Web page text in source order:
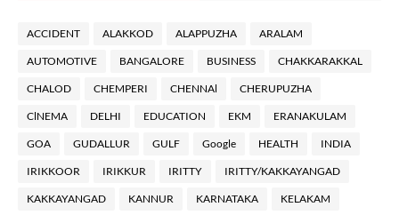
ACCIDENT ALAKKOD ALAPPUZHA ARALAM
AUTOMOTIVE BANGALORE BUSINESS CHAKKARAKKAL
CHALOD CHEMPERI CHENNAl CHERUPUZHA
ClNEMA DELHI EDUCATION EKM ERANAKULAM
GOA GUDALLUR GULF Google HEALTH INDIA
IRIKKOOR IRIKKUR IRITTY IRITTY/KAKKAYANGAD
KAKKAYANGAD KANNUR KARNATAKA KELAKAM